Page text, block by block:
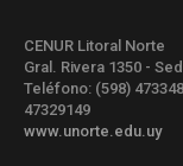
CENUR Litoral Norte
Gral. Rivera 1350 -
Teléfono: (598)
47329149
www.unorte.edu.uy